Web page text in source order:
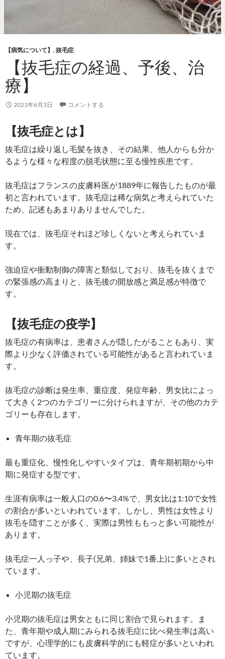
【病気について】 ,抜毛症
【抜毛症の経過、予後、治
療】
2021年6月3日 コメントする
【抜毛症とは】
抜毛症は繰り返し毛髪を抜き、その結果、他人からも分か
るような様々な程度の脱毛状態に至る慢性疾患です。
抜毛症はフランスの皮膚科医が1889年に報告したものが最
初と言われています。抜毛症は稀な病気と考えられていた
ため、記述もあまりありませんでした。
現在では、抜毛症それほど珍しくないと考えられていま
す。
強迫症や衝動制御の障害と類似しており、抜毛を抜くまで
の緊張感の高まりと、抜毛後の開放感と満足感が特徴で
す。
【抜毛症の疫学】
抜毛症の有病率は、患者さんが隠したがることもあり、実
際より少なく評価されている可能性があると言われていま
す。
抜毛症の診断は発生率、重症度、発症年齢、男女比によっ
て大きく2つのカテゴリーに分けられますが、その他のカテ
ゴリーも存在します。
青年期の抜毛症
最も重症化、慢性化しやすいタイプは、青年期初期から中
期に発症する型です。
生涯有病率は一般人口の0.6〜3.4%で、男女比は1:10で女性
の割合が多いといわれています。しかし、男性は女性より
抜毛を隠すことが多く、実際は男性ももっと多い可能性が
あります。
抜毛症一人っ子や、長子(兄弟、姉妹で1番上)に多いとされ
ています。
小児期の抜毛症
小児期の抜毛症は男女ともに同じ割合で見られます。ま
た、青年期や成人期にみられる抜毛症に比べ発生率は高い
ですが、心理学的にも皮膚科学的にも軽症が多いといわれ
ています。